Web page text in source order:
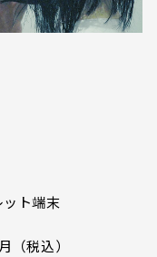
ト端末
税込）